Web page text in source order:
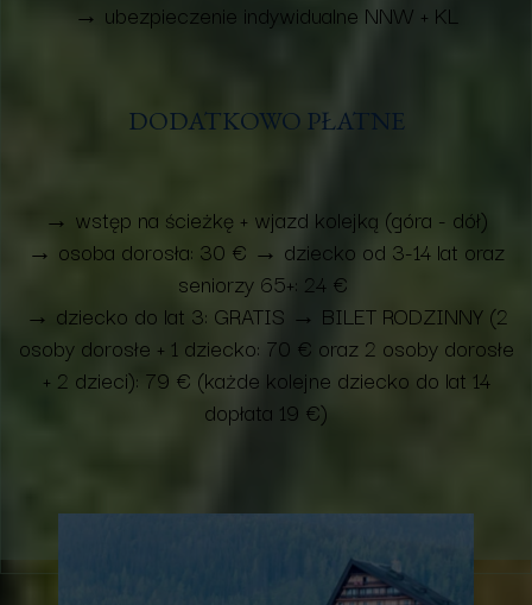
DODATKOWO PŁATNE
→ wstęp na ścieżkę + wjazd kolejką (góra - dół)
→ osoba dorosła: 30 € → dziecko od 3-14 lat oraz
seniorzy 65+: 24 €
→ dziecko do lat 3: GRATIS → BILET RODZINNY (2
osoby dorosłe + 1 dziecko: 70 € oraz 2 osoby dorosłe
+ 2 dzieci): 79 € (każde kolejne dziecko do lat 14
dopłata 19 €)
→ ubezpieczenie indywidualne NNW + KL